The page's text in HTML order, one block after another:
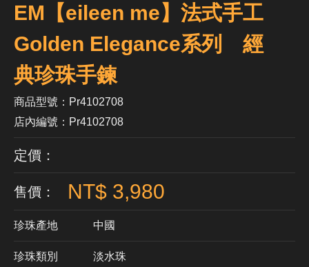
EM【eileen me】法式手工
Golden Elegance系列 經
典珍珠手鍊
商品型號：Pr4102708
店內編號：Pr4102708
定價：
售價： NT$ 3,980
珍珠產地 中國
珍珠類別 淡水珠